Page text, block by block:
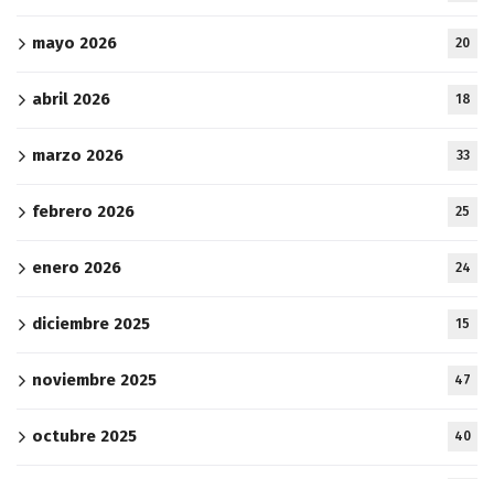
mayo 2026 20
abril 2026 18
marzo 2026 33
febrero 2026 25
enero 2026 24
diciembre 2025 15
noviembre 2025 47
octubre 2025 40